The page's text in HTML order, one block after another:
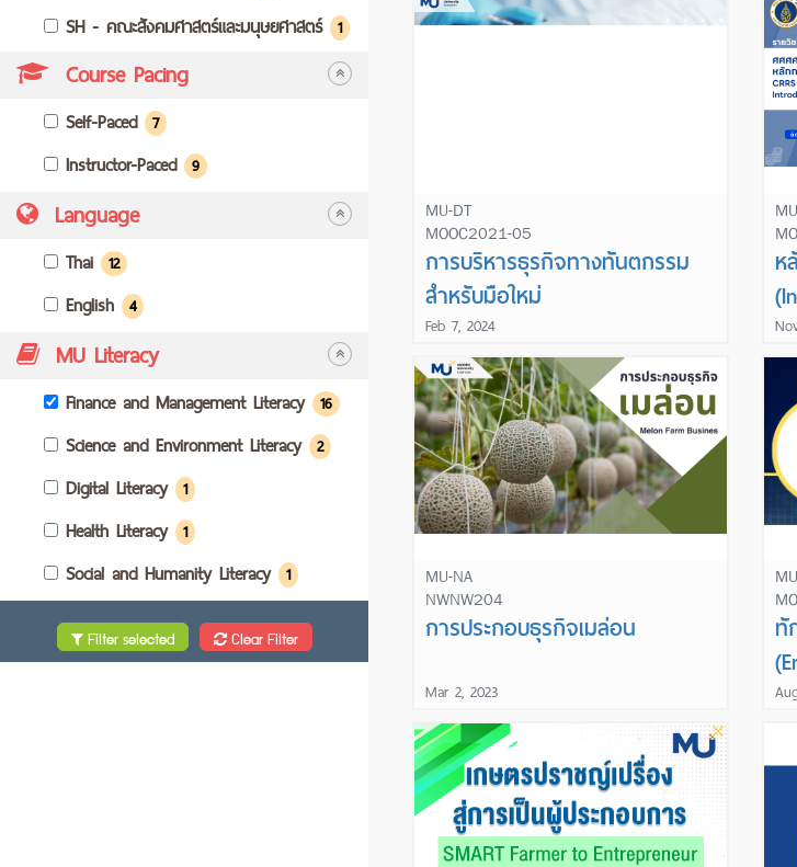
SH - คณะสังคมศาสตร์และมนุษยศาสตร์ 1
Course Pacing
Self-Paced 7
Instructor-Paced 9
Language
Thai 12
English 4
MU Literacy
Finance and Management Literacy 16
Science and Environment Literacy 2
Digital Literacy 1
Health Literacy 1
Social and Humanity Literacy 1
Filter selected Clear Filter
MU-DT
MOOC2021-05
การบริหารธุรกิจทางทันตกรรม
สำหรับมือใหม่
Feb 7, 2024
ห
Learn More
MU-NA
NWNW204
การประกอบธุรกิจเมล่อน
Mar 2, 2023
ทั
Learn More